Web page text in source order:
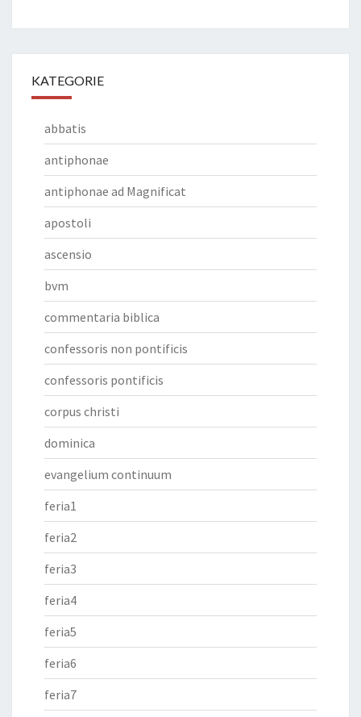
KATEGORIE
abbatis
antiphonae
antiphonae ad Magnificat
apostoli
ascensio
bvm
commentaria biblica
confessoris non pontificis
confessoris pontificis
corpus christi
dominica
evangelium continuum
feria1
feria2
feria3
feria4
feria5
feria6
feria7